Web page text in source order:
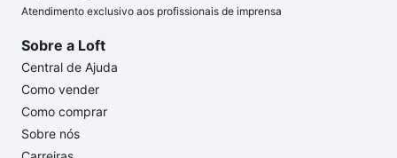
Atendimento exclusivo aos profissionais de imprensa
Sobre a Loft
Central de Ajuda
Como vender
Como comprar
Sobre nós